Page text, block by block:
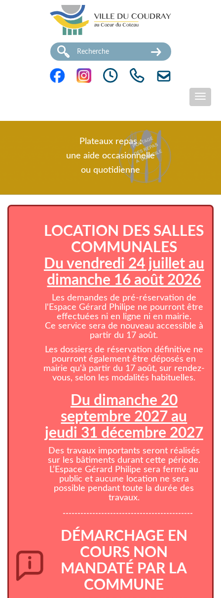
Plateaux repas :
une aide occasionnelle
ou quotidienne
LOCATION DES SALLES
COMMUNALES
Du vendredi 24 juillet au
dimanche 16 août 2026
Les demandes de pré-réservation de
l'Espace Gérard Philipe ne pourront être
effectuées ni en ligne ni en mairie.
Ce service sera de nouveau accessible à
partir du 17 août.
Les dossiers de réservation définitive ne
pourront également être déposés en
mairie qu'à partir du 17 août, sur rendez-
vous, selon les modalités habituelles.
Du dimanche 20
septembre 2027 au
jeudi 31 décembre 2027
Des travaux importants seront réalisés
sur les bâtiments durant cette période.
L’Espace Gérard Philipe sera fermé au
public et aucune location ne sera
possible pendant toute la durée des
travaux.
--------------------------------------------
DÉMARCHAGE EN
COURS NON
MANDATÉ PAR LA
COMMUNE